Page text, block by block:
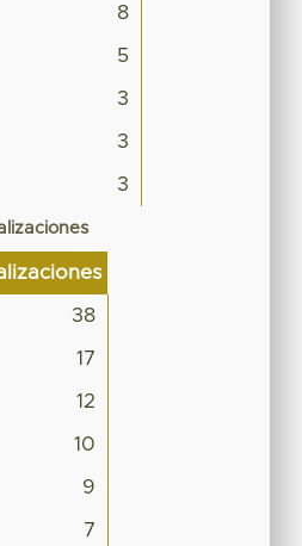
8
5
3
3
3
38
17
12
10
9
7